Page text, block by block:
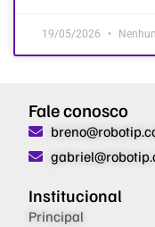
19/05/2026
Fale conosco
Institucional
Principal